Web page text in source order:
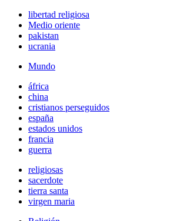
libertad religiosa
Medio oriente
pakistan
ucrania
Mundo
áfrica
china
cristianos perseguidos
españa
estados unidos
francia
guerra
religiosas
sacerdote
tierra santa
virgen maria